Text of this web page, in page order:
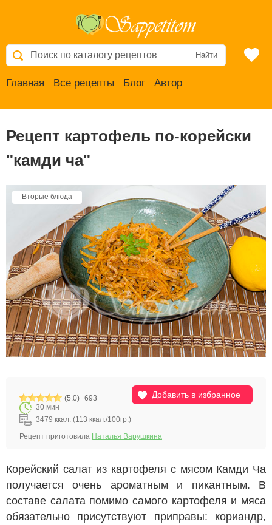
Найти
Главная Все рецепты Блог Автор
Рецепт картофель по-корейски
"камди ча"
Вторые блюда
Добавить в избранное
(5.0) 693
30 мин
3479 ккал. (113 ккал./100гр.)
Рецепт приготовила Наталья Варушкина
Корейский салат из картофеля с мясом Камди Ча
получается очень ароматным и пикантным. В
составе салата помимо самого картофеля и мяса
обязательно присутствуют приправы: кориандр,